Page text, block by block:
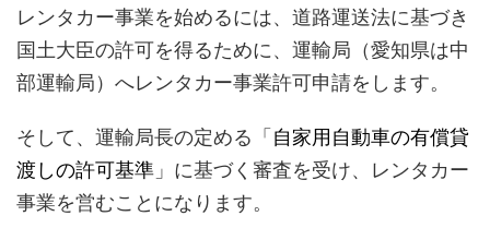
レンタカー事業を始めるには、道路運送法に基づき
国土大臣の許可を得るために、運輸局（愛知県は中
部運輸局）へレンタカー事業許可申請をします。
そして、運輸局長の定める「 自家用自動車の有償貸
渡しの許可基準 」に基づく審査を受け、レンタカー
事業を営むことになります。